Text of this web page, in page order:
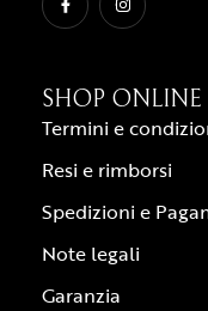
SHOP ONLINE
Termini e
Resi e rimborsi
Spedizioni e
Note legali
Garanzia